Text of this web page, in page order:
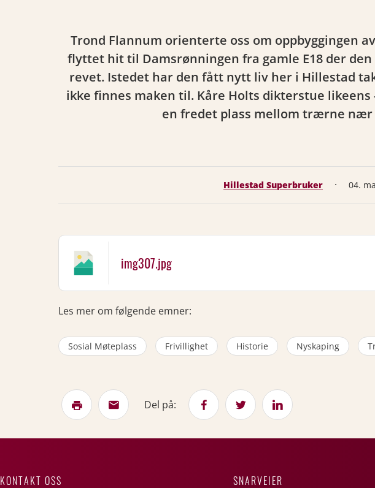
Trond Flannum orienterte oss om oppbyggingen
flyttet hit til Damsrønningen fra gamle E18 der
revet. Istedet har den fått nytt liv her i Hillestad
ikke finnes maken til. Kåre Holts dikterstue
en fredet plass mellom trærne nær
Hillestad Superbruker · 04.
img307.jpg
Les mer om følgende emner:
Sosial Møteplass Frivillighet Historie Nyskaping
Del på:
KONTAKT OSS SNARVEIER